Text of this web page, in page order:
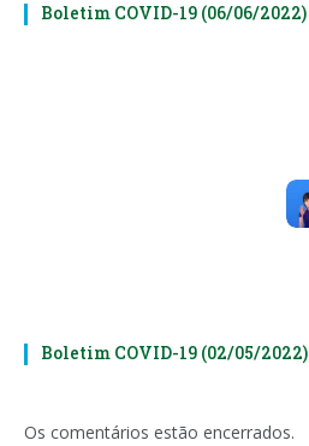
Boletim COVID-19 (06/06/2022)
Boletim COVID-19 (02/05/2022)
Os comentários estão encerrados.